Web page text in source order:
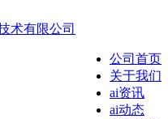
公司首页
关于我们
ai资讯
ai动态